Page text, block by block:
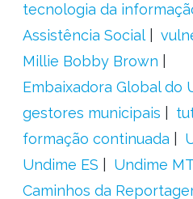
tecnologia da
Assistência Social
Millie Bobby Brown
Embaixadora Global do
gestores municipais
formação continuada
Undime ES
Undime MT
Caminhos da